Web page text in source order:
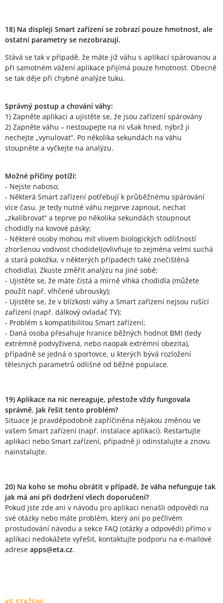
18) Na displeji Smart zařízení se zobrazí pouze hmotnost, ale
ostatní parametry se nezobrazují.
Stává se tak v případě, že máte již váhu s aplikací spárovanou a
při samotném vážení aplikace přijímá pouze hmotnost. Obecně
se tak děje při chybné analýze tuku.
Správný postup a chování váhy:
1) Zapněte aplikaci a ujistěte se, že jsou zařízení spárovány
2) Zapněte váhu – nestoupejte na ni však hned, nýbrž ji
nechejte „vynulovat“. Po několika sekundách na váhu
stoupněte a vyčkejte na analýzu.
Možné příčiny potíží:
- Nejste naboso;
- Některá Smart zařízení potřebují k průběžnému spárování
více času. Je tedy nutné váhu nejprve zapnout, nechat
„zkalibrovat“ a teprve po několika sekundách stoupnout
chodidly na kovové pásky;
- Některé osoby mohou mít vlivem biologických odlišností
zhoršenou vodivost chodidel(ovlivňuje to zejména velmi suchá
a stará pokožka, v některých případech také znečištěná
chodidla). Zkuste změřit analýzu na jiné sobě;
- Ujistěte se, že máte čistá a mírně vlhká chodidla (můžete
použít např. vlhčené ubrousky);
- Ujistěte se, že v blízkosti váhy a Smart zařízení nejsou rušící
zařízení (např. dálkový ovladač TV);
- Problém s kompatibilitou Smart zařízení;
- Daná osoba přesahuje hranice běžných hodnot BMI (tedy
extrémně podvyživená, nebo naopak extrémní obezita),
případně se jedná o sportovce, u kterých bývá rozložení
tělesných parametrů odlišné od běžné populace.
19) Aplikace na nic nereaguje, přestože vždy fungovala
správně. Jak řešit tento problém?
Situace je pravděpodobně zapříčiněna nějakou změnou ve
vašem Smart zařízení (např. instalace aplikací). Restartujte
aplikaci nebo Smart zařízení, případně ji odinstalujte a znovu
nainstalujte.
20) Na koho se mohu obrátit v případě, že váha nefunguje tak
jak má ani při dodržení všech doporučení?
Pokud jste zde ani v návodu pro aplikaci nenašli odpovědi na
své otázky nebo máte problém, který ani po pečlivém
prostudování návodu a sekce FAQ (otázky a odpovědi) přímo v
aplikaci nedokážete vyřešit, kontaktujte podporu na e-mailové
adrese apps@eta.cz.